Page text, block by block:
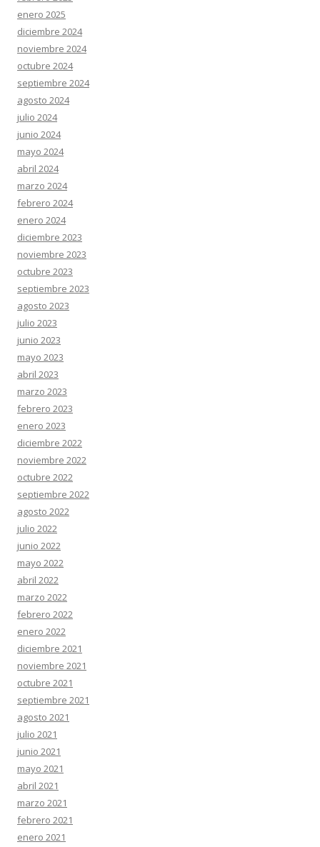
enero 2025
diciembre 2024
noviembre 2024
octubre 2024
septiembre 2024
agosto 2024
julio 2024
junio 2024
mayo 2024
abril 2024
marzo 2024
febrero 2024
enero 2024
diciembre 2023
noviembre 2023
octubre 2023
septiembre 2023
agosto 2023
julio 2023
junio 2023
mayo 2023
abril 2023
marzo 2023
febrero 2023
enero 2023
diciembre 2022
noviembre 2022
octubre 2022
septiembre 2022
agosto 2022
julio 2022
junio 2022
mayo 2022
abril 2022
marzo 2022
febrero 2022
enero 2022
diciembre 2021
noviembre 2021
octubre 2021
septiembre 2021
agosto 2021
julio 2021
junio 2021
mayo 2021
abril 2021
marzo 2021
febrero 2021
enero 2021